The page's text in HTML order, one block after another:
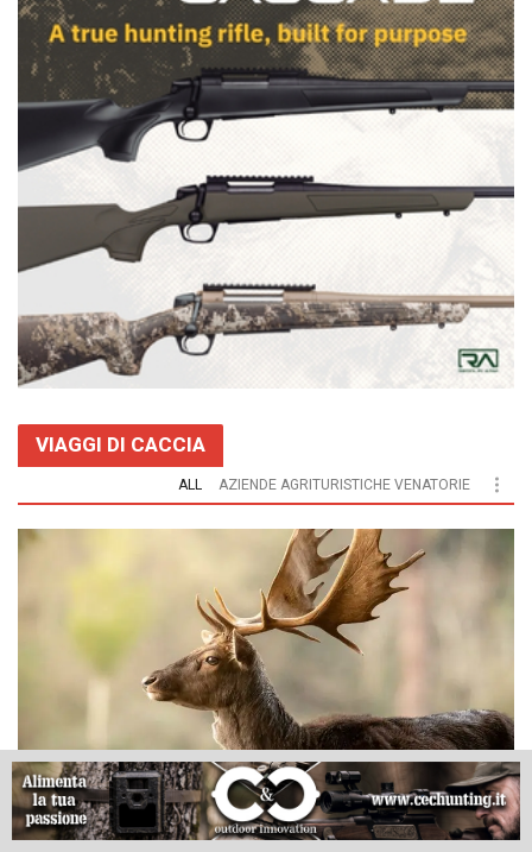
VIAGGI DI CACCIA
ALL AZIENDE AGRITURISTICHE VENATORIE
Caccia agli ungulati in Toscana: scopri l’offerta
dell’AAV “Campo alla Pigna”